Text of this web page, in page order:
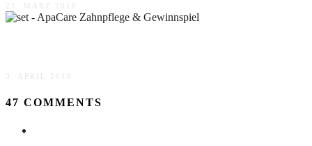
21. MÄRZ 2018
3. APRIL 2018
47 COMMENTS